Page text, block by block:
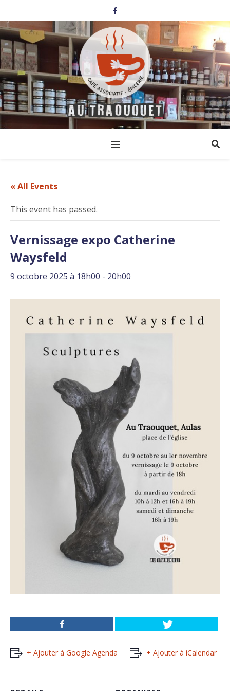
« All Events
This event has passed.
Vernissage expo Catherine
Waysfeld
9 octobre 2025 à 18h00 - 20h00
+ Ajouter à Google Agenda + Ajouter à iCalendar